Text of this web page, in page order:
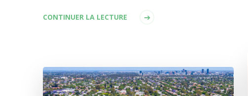
CONTINUER LA LECTURE